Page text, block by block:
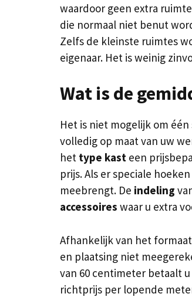
waardoor geen extra
die normaal niet benut
Zelfs de kleinste ruimtes
eigenaar. Het is weinig
Wat is de
Het is niet mogelijk om
volledig op maat van uw
het type kast een
prijs. Als er speciale
meebrengt. De indeling
accessoires waar u extra
Afhankelijk van het
en plaatsing niet
van 60 centimeter betaalt u
richtprijs per lopende